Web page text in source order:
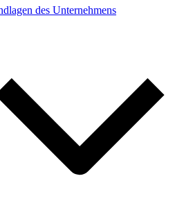
des Unternehmens